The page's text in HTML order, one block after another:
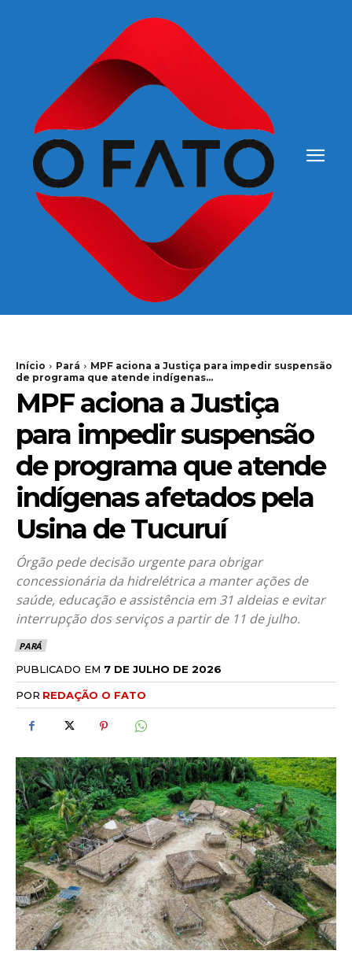
Início Pará
MPF aciona a Justiça para impedir suspensão
de programa que atende indígenas...
MPF aciona a Justiça
para impedir suspensão
de programa que atende
indígenas afetados pela
Usina de Tucuruí
Órgão pede decisão urgente para obrigar
concessionária da hidrelétrica a manter ações de
saúde, educação e assistência em 31 aldeias e evitar
interrupção dos serviços a partir de 11 de julho.
PARÁ
PUBLICADO EM 7 DE JULHO DE 2026
POR REDAÇÃO O FATO